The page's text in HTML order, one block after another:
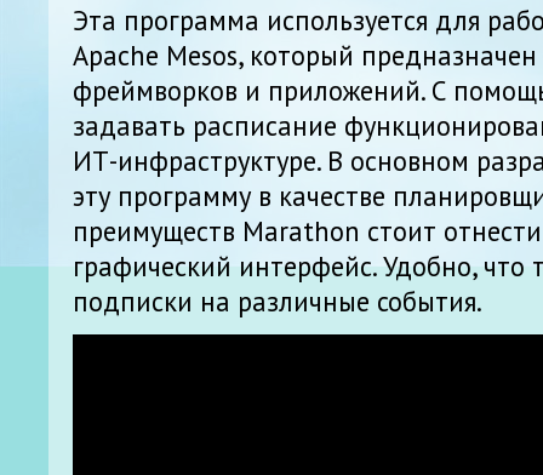
Эта программа используется для
Apache Mesos, который
фреймворков и приложений. С
задавать расписание
ИТ-инфраструктуре. В основном
эту программу в качестве
преимуществ Marathon стоит
графический интерфейс. Удобно, что
подписки на различные события.